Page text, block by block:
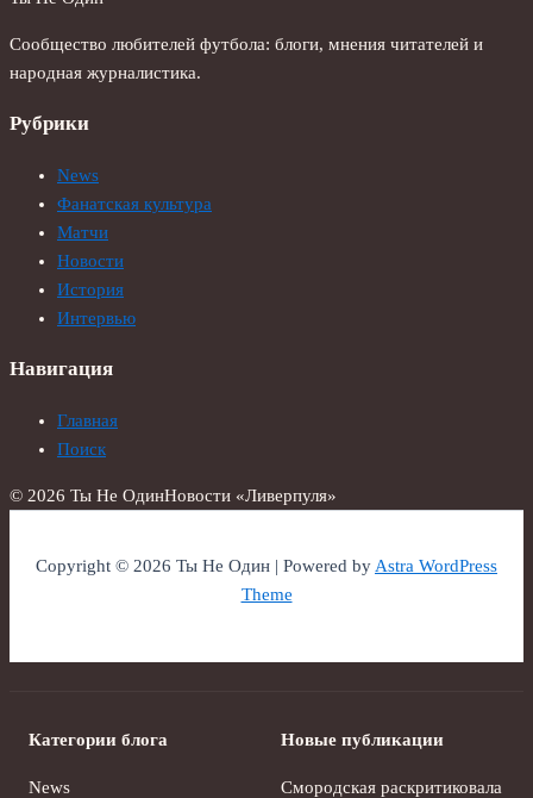
Сообщество любителей футбола: блоги, мнения читателей и
народная журналистика.
Рубрики
News
Фанатская культура
Матчи
Новости
История
Интервью
Навигация
Главная
Поиск
© 2026 Ты Не ОдинНовости «Ливерпуля»
Copyright © 2026 Ты Не Один | Powered byAstra WordPress
Theme
Категории блога
News
Новые публикации
Смородская раскритиковала